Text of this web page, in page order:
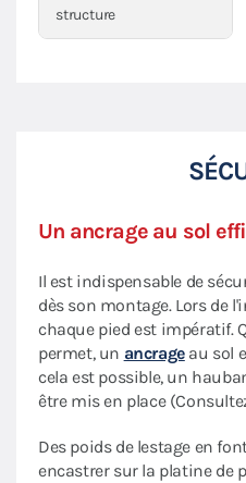
structure
Un ancrage au sol
Il est indispensable de
dès son montage. Lors de
chaque pied est impératif.
permet, un ancrageau sol
cela est possible, un
être mis en place
Des poids de lestage en
encastrer sur la platine de